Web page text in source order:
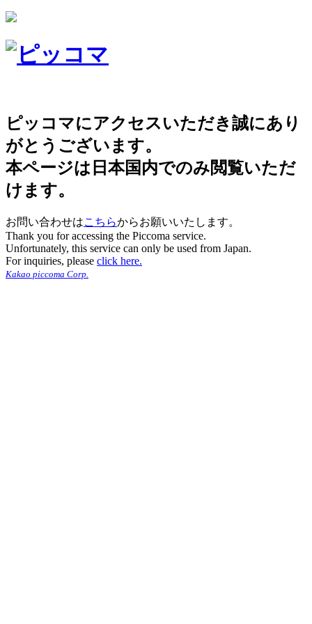
ピッコマにアクセスいただき誠にあり
がとうございます。
本ページは日本国内でのみ閲覧いただ
けます。
お問い合わせはこちらからお願いいたします。
Thank you for accessing the Piccoma service.
Unfortunately, this service can only be used from Japan.
For inquiries, please click here.
Kakao piccoma Corp.